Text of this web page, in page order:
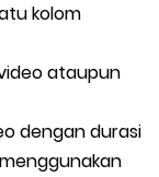
kolom
ataupun
dengan durasi